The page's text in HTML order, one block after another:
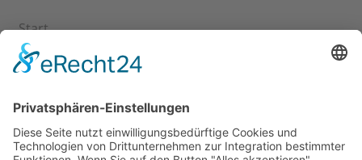
Start
Kontakt
Shop
Warenkorb
Kasse